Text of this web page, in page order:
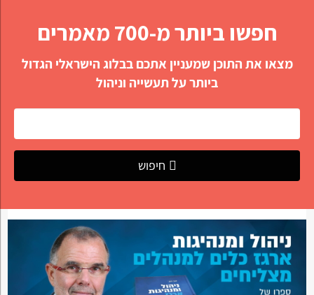
חפשו ביותר מ-700 מאמרים
מצאו את התוכן שמעניין אתכם בבלוג הישראלי הגדול
ביותר על תעשייה וניהול
חיפוש